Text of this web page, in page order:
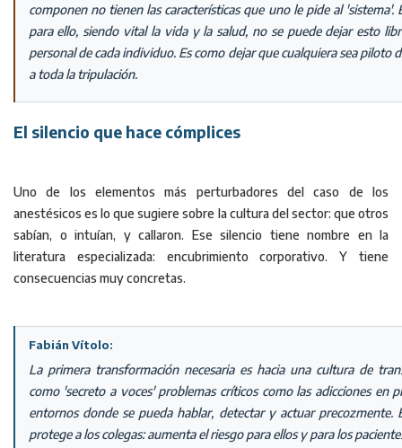
componen no tienen las características que uno le pide al 'sistema'.
para ello, siendo vital la vida y la salud, no se puede dejar esto
personal de cada individuo. Es como dejar que cualquiera sea piloto
a toda la tripulación.
El silencio que hace cómplices
Uno de los elementos más perturbadores del caso de los
anestésicos es lo que sugiere sobre la cultura del sector: que otros
sabían, o intuían, y callaron. Ese silencio tiene nombre en la
literatura especializada: encubrimiento corporativo. Y tiene
consecuencias muy concretas.
Fabián Vítolo:
La primera transformación necesaria es hacia una cultura de
como 'secreto a voces' problemas críticos como las adicciones en
entornos donde se pueda hablar, detectar y actuar precozmente.
protege a los colegas: aumenta el riesgo para ellos y para los